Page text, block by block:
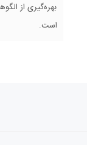
بهره‌گیری از
است.